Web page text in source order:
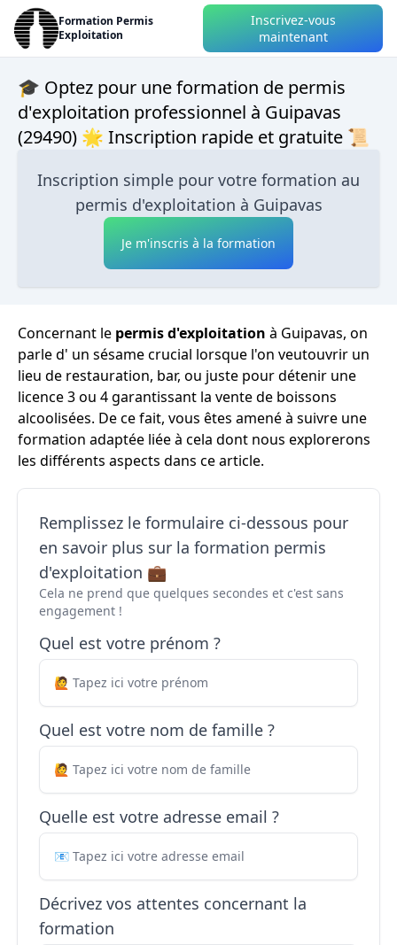
Formation Permis
Exploitation
Inscrivez-vous
maintenant
🎓 Optez pour une formation de permis
d'exploitation professionnel à Guipavas
(29490) 🌟 Inscription rapide et gratuite 📜
Inscription simple pour votre formation au
permis d'exploitation à Guipavas
Je m'inscris à la formation
Concernant le permis d'exploitation à Guipavas, on
parle d' un sésame crucial lorsque l'on veutouvrir un
lieu de restauration, bar, ou juste pour détenir une
licence 3 ou 4 garantissant la vente de boissons
alcoolisées. De ce fait, vous êtes amené à suivre une
formation adaptée liée à cela dont nous explorerons
les différents aspects dans ce article.
Remplissez le formulaire ci-dessous pour
en savoir plus sur la formation permis
d'exploitation 💼
Cela ne prend que quelques secondes et c'est sans
engagement !
Quel est votre prénom ?
Quel est votre nom de famille ?
Quelle est votre adresse email ?
Décrivez vos attentes concernant la
formation